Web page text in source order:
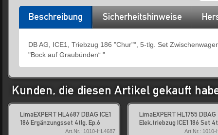
Beschreibung Sicherheitshinweise
DB AG, ICE1, Triebzug 186 "Chur"“, 5-tlg. Set
"Bock auf Graubünden“ "
Kunden, die diesen Artikel gekauft
LimaEXPERT HL4687 DBAG ICE1
186 Ergänzungsset 4tlg. Ep.6
Art.Nr.: 1010-HL4687
LimaEXPERT HL1755 DBAG
Elek.triebzug ICE1 186 Set
Art.Nr.: 1010-